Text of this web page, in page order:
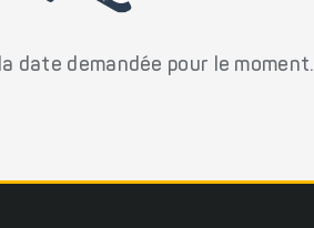
date demandée pour le moment.